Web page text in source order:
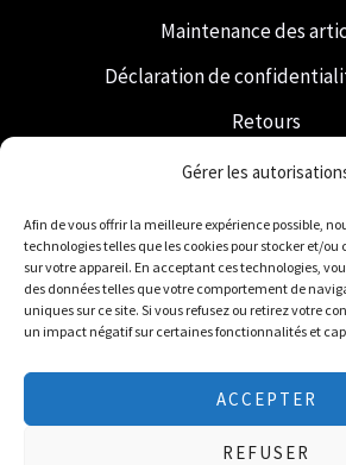
Gérer les
Afin de vous offrir la meilleure expérience possible,
technologies telles que les cookies pour stocker et/
sur votre appareil. En acceptant ces technologies,
des données telles que votre comportement de
uniques sur ce site. Si vous refusez ou retirez votre
un impact négatif sur certaines fonctionnalités et
ACCEPTER
REFUSER
Maintenance des
Déclaration de
Retours
Expédition et
Franc-maçonnerie
Regalia
© 2026 Freemasonry Store - Boutique